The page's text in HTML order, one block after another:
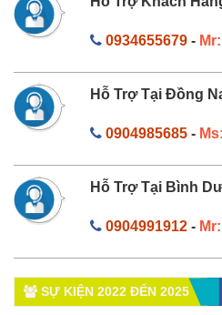
0934655679-
Hỗ Trợ Tại Đồng
0904985685-
Hỗ Trợ Tại Bình
0904991912-
SỰ KIỆN 2022 ĐẾN 2025